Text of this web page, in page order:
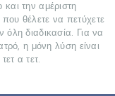
την αμέριστη
θέλετε να πετύχετε
διαδικασία. Για να
η μόνη λύση είναι
α τετ.